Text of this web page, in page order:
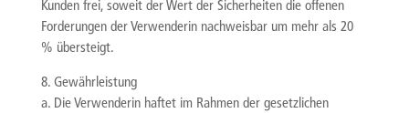
Kunden frei, soweit der Wert der Sicherheiten die offenen
Forderungen der Verwenderin nachweisbar um mehr als 20
% übersteigt.
8. Gewährleistung
a. Die Verwenderin haftet im Rahmen der gesetzlichen